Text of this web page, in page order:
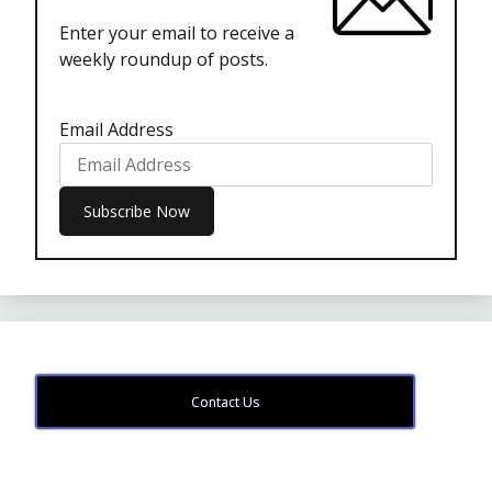
Enter your email to receive a
weekly roundup of posts.
Email Address
Contact Us